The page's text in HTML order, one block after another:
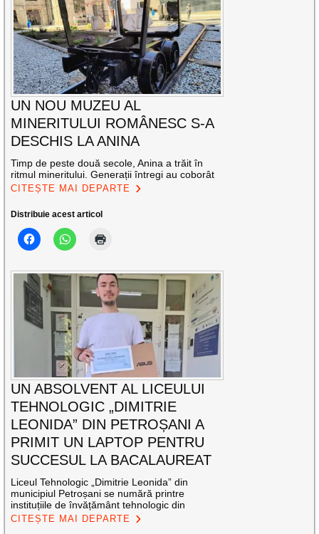
UN NOU MUZEU AL
MINERITULUI ROMÂNESC S-A
DESCHIS LA ANINA
Timp de peste două secole, Anina a trăit în
ritmul mineritului. Generații întregi au coborât
CITEȘTE MAI DEPARTE
Distribuie acest articol
UN ABSOLVENT AL LICEULUI
TEHNOLOGIC „DIMITRIE
LEONIDA” DIN PETROȘANI A
PRIMIT UN LAPTOP PENTRU
SUCCESUL LA BACALAUREAT
Liceul Tehnologic „Dimitrie Leonida” din
municipiul Petroșani se numără printre
instituțiile de învățământ tehnologic din
CITEȘTE MAI DEPARTE